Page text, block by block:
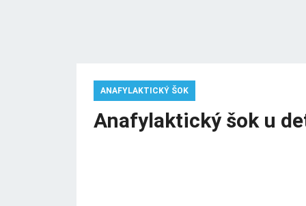
ANAFYLAKTICKÝ ŠOK
Anafylaktický šok u